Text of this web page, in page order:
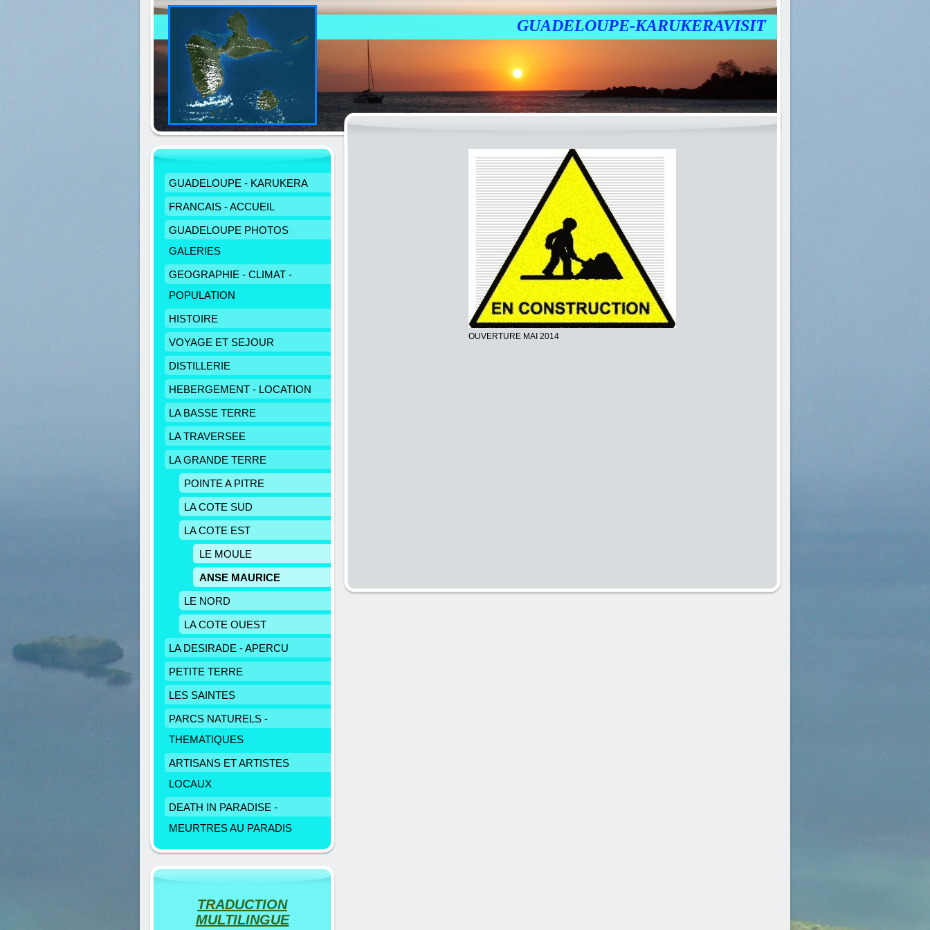
GUADELOUPE-KARUKERAVISIT
OUVERTURE MAI 2014
GUADELOUPE - KARUKERA
FRANCAIS - ACCUEIL
GUADELOUPE PHOTOS
GALERIES
GEOGRAPHIE - CLIMAT -
POPULATION
HISTOIRE
VOYAGE ET SEJOUR
DISTILLERIE
HEBERGEMENT - LOCATION
LA BASSE TERRE
LA TRAVERSEE
LA GRANDE TERRE
POINTE A PITRE
LA COTE SUD
LA COTE EST
LE MOULE
ANSE MAURICE
LE NORD
LA COTE OUEST
LA DESIRADE - APERCU
PETITE TERRE
LES SAINTES
PARCS NATURELS -
THEMATIQUES
ARTISANS ET ARTISTES
LOCAUX
DEATH IN PARADISE -
MEURTRES AU PARADIS
TRADUCTION
MULTILINGUE